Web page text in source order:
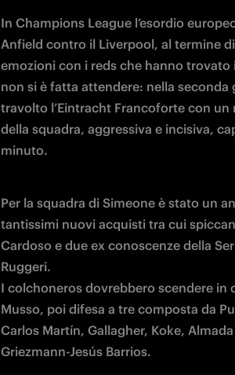
Anfield contro il Liverpool, al termine
emozioni con i reds che hanno trovato
non si è fatta attendere: nella seconda
travolto l’Eintracht Francoforte con
della squadra, aggressiva e incisiva,
minuto.
tantissimi nuovi acquisti tra cui
Cardoso e due ex conoscenze della
Ruggeri.
I colchoneros dovrebbero scendere in
Musso, poi difesa a tre composta da
Carlos Martín, Gallagher, Koke,
Griezmann-Jesús Barrios.